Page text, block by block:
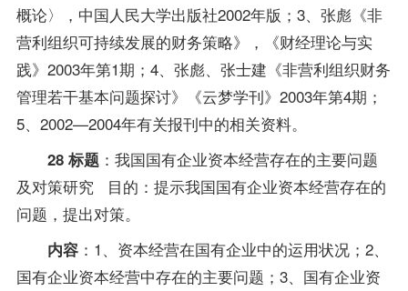
概论〉，中国人民大学出版社2002年版；3、张彪《非
营利组织可持续发展的财务策略》，《财经理论与实
践》2003年第1期；4、张彪、张士建《非营利组织财务
管理若干基本问题探讨》《云梦学刊》2003年第4期；
5、2002—2004年有关报刊中的相关资料。
28 标题：我国国有企业资本经营存在的主要问题
及对策研究 目的：提示我国国有企业资本经营存在的
问题，提出对策。
内容：1、资本经营在国有企业中的运用状况；2、
国有企业资本经营中存在的主要问题；3、国有企业资